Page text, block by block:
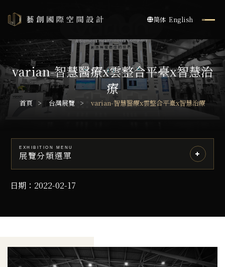
简体 English
varian-智慧醫療x雲整合平臺x智慧治
療
首頁 台灣展覽 varian-智慧醫療x雲整合平臺x智慧治療
EXHIBITION MENU
展覽分類選單
日期：2022-02-17